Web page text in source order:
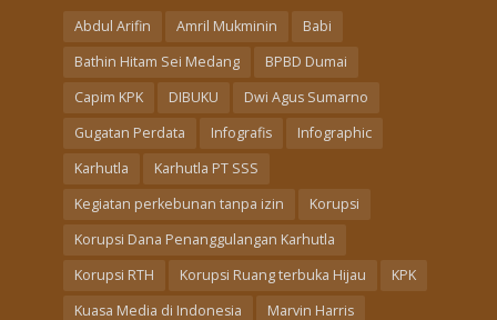
Abdul Arifin Amril Mukminin
Babi
Bathin Hitam Sei Medang
BPBD Dumai
Capim KPK
DIBUKU
Dwi Agus Sumarno
Gugatan Perdata
Infografis
Infographic
Karhutla
Karhutla PT SSS
Kegiatan perkebunan tanpa izin
Korupsi
Korupsi Dana Penanggulangan Karhutla
Korupsi RTH
Korupsi Ruang terbuka Hijau
KPK
Kuasa Media di Indonesia
Marvin Harris